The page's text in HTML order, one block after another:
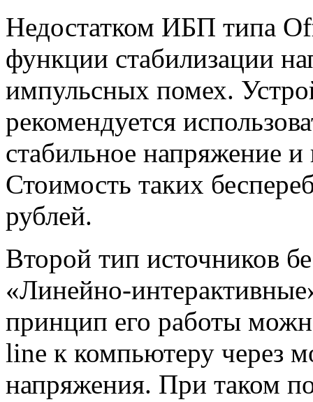
Недостатком ИБП типа
функции стабилизации
импульсных помех.
рекомендуется
стабильное напряжение
Стоимость таких
рублей.
Второй тип источников
«Линейно-
принцип его работы
line к компьютеру через
напряжения. При таком